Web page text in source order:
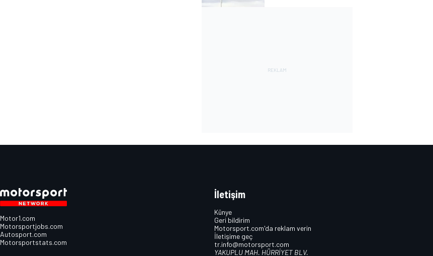
Motor1.com
Motorsportjobs.com
Autosport.com
Motorsportstats.com
İletişim
Künye
Geri bildirim
Motorsport.com'da reklam verin
İletişime geç
tr.info@motorsport.com
YAKUPLU MAH. HÜRRİYET BLV.